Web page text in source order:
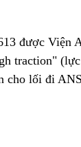
được Viện
traction"
cho lối đi